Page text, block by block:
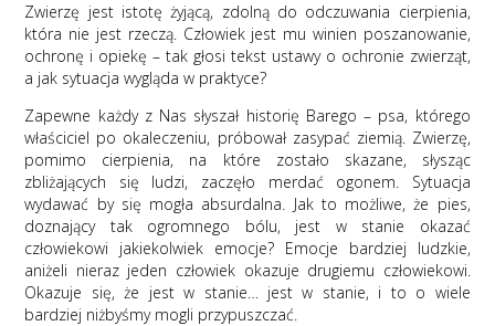
Zwierzę jest istotę żyjącą, zdolną do odczuwania cierpienia,
która nie jest rzeczą. Człowiek jest mu winien poszanowanie,
ochronę i opiekę – tak głosi tekst ustawy o ochronie zwierząt,
a jak sytuacja wygląda w praktyce?
Zapewne każdy z Nas słyszał historię Barego – psa, którego
właściciel po okaleczeniu, próbował zasypać ziemią. Zwierzę,
pomimo cierpienia, na które zostało skazane, słysząc
zbliżających się ludzi, zaczęło merdać ogonem. Sytuacja
wydawać by się mogła absurdalna. Jak to możliwe, że pies,
doznający tak ogromnego bólu, jest w stanie okazać
człowiekowi jakiekolwiek emocje? Emocje bardziej ludzkie,
aniżeli nieraz jeden człowiek okazuje drugiemu człowiekowi.
Okazuje się, że jest w stanie… jest w stanie, i to o wiele
bardziej niżbyśmy mogli przypuszczać.